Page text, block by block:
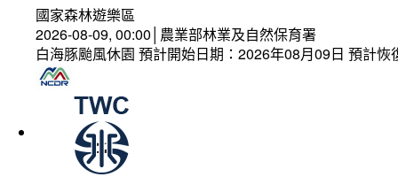
國家森林遊樂區
2026-08-09, 00:00│農業部林業及自然保育署
白海豚颱風休園 預計開始日期：2026年08月09日 預計